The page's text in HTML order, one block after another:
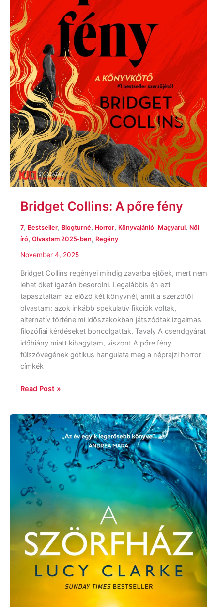
Bridget Collins: A pőre fény
7, Bestseller, Blogturné, Horror, Könyvajánló, Magyarul, Női
író, Olvastam 2025-ben, Regény
November 4, 2025
Bridget Collins regényei mindig zavarba ejtőek, mert nem
lehet őket igazán besorolni. Legalábbis én ezt
tapasztaltam az előző két könyvnél, amit a szerzőtől
olvastam: azok inkább spekulatív fikciók voltak,
alternatív történelmi időszakokban játszódtak izgalmas
filozófiai kérdéseket boncolgattak. Tavaly A csendgyárat
időhiány miatt kihagytam, viszont A pőre fény
fülszövegének gótikus hangulata meg a néprajzi horror
címkék
Read Post »
Lucy
Clarke:
A
Szörfház